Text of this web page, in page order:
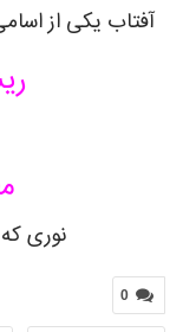
آفتاب یکی از
نوری
0